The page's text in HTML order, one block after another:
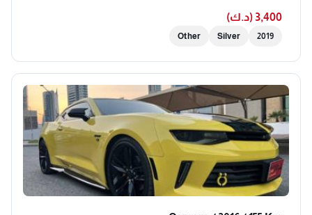
3,400 (د.ك)
2019
Silver
Other